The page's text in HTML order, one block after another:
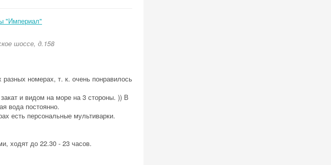
"Империал"
шоссе, д.158
номерах, т. к. очень понравилось
и видом на море на 3 стороны. )) В
вода постоянно.
есть персональные мультиварки.
ходят до 22.30 - 23 часов.